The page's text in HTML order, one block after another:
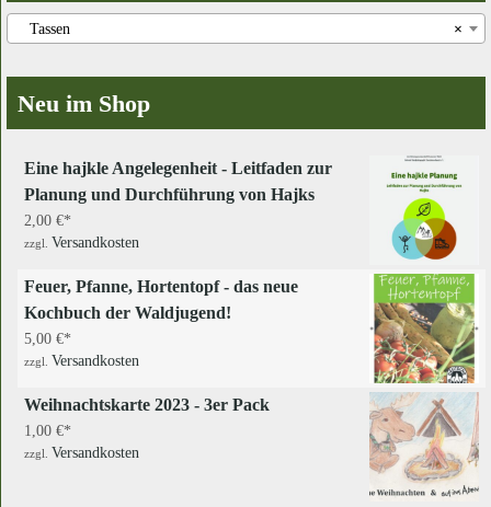
×
Tassen
Neu im Shop
Eine hajkle Angelegenheit - Leitfaden zur
Planung und Durchführung von Hajks
2,00 €
zzgl. Versandkosten
Feuer, Pfanne, Hortentopf - das neue
Kochbuch der Waldjugend!
5,00 €
zzgl. Versandkosten
Weihnachtskarte 2023 - 3er Pack
1,00 €
zzgl. Versandkosten